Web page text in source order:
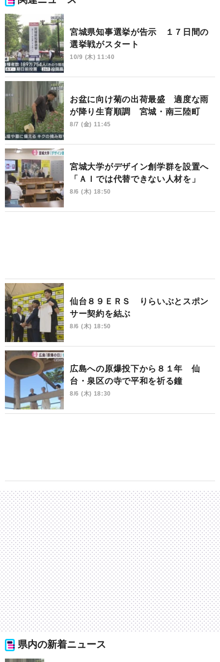
宮城県知事選挙が告示 １７日間の
選挙戦がスタート
10/9 (木) 11:40
お盆に向け菊の出荷最盛 適度な雨
が降り生育順調 宮城・南三陸町
8/7 (金) 11:45
宮城大学がデザイン創学群を設置へ
「ＡＩでは代替できない人材を」
8/6 (木) 18:50
仙台８９ＥＲＳ りらいぶとスポン
サー契約を結ぶ
8/6 (木) 18:50
広島への原爆投下から８１年 仙
台・泉区の寺で平和を祈る鐘
8/6 (木) 18:30
県内の新着ニュース